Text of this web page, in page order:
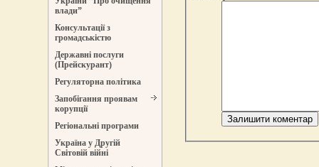
влади”
Консультації з
громадськістю
Державні послуги
(Прейскурант)
Регуляторна політика
Запобігання проявам
корупції
Регіональні програми
Україна у Другій
Світовій війні